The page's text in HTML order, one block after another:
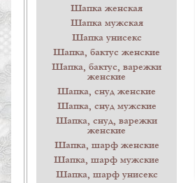
Шапка женская
Шапка мужская
Шапка унисекс
Шапка, бактус женские
Шапка, бактус, варежки
женские
Шапка, снуд женские
Шапка, снуд мужские
Шапка, снуд, варежки
женские
Шапка, шарф женские
Шапка, шарф мужские
Шапка, шарф унисекс